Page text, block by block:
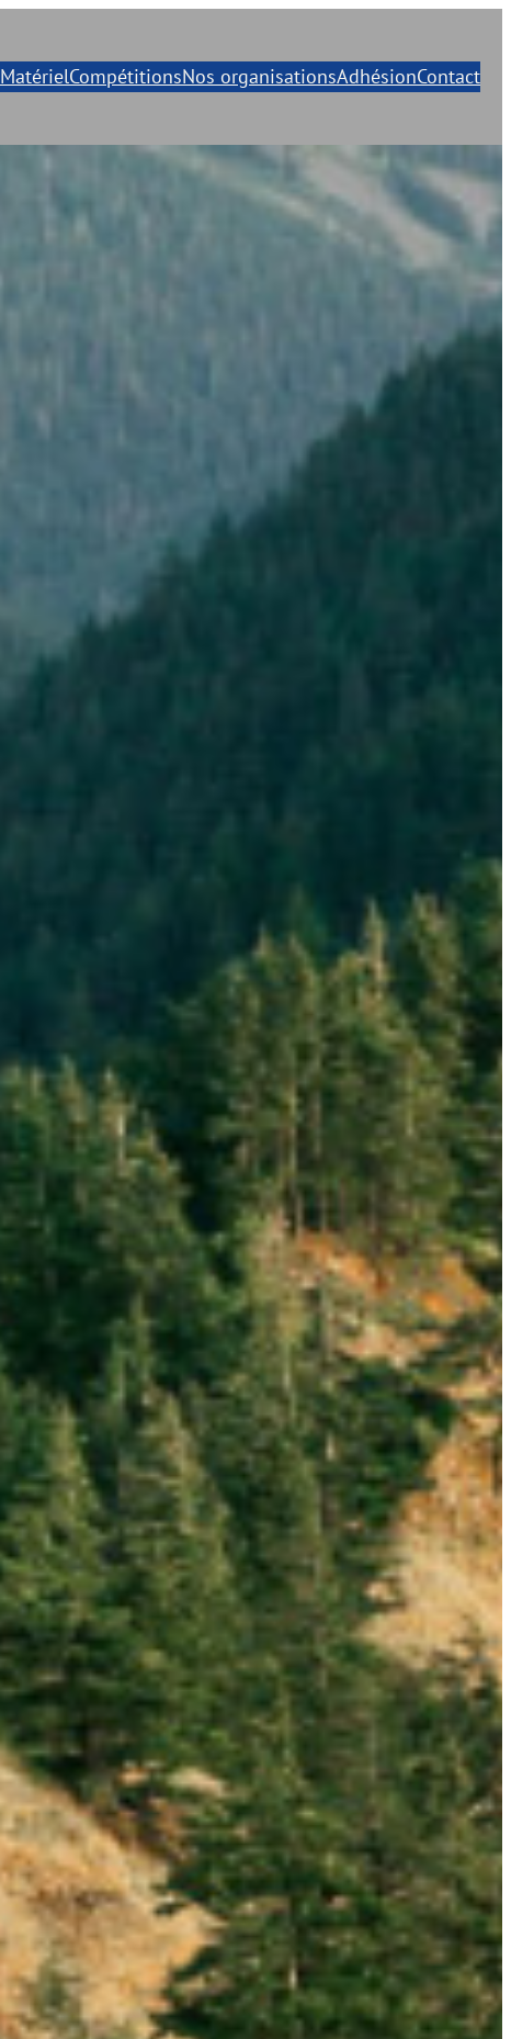
MatérielCompétitionsNos organisationsAdhésionContact